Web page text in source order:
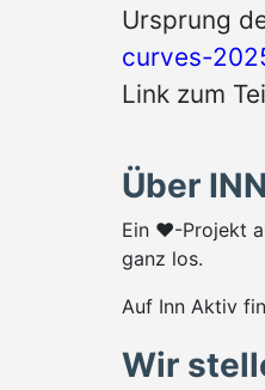
Ursprung
curves-
Link zum
Über
Ein ♥-Projekt
ganz los.
Auf Inn Aktiv
Wir